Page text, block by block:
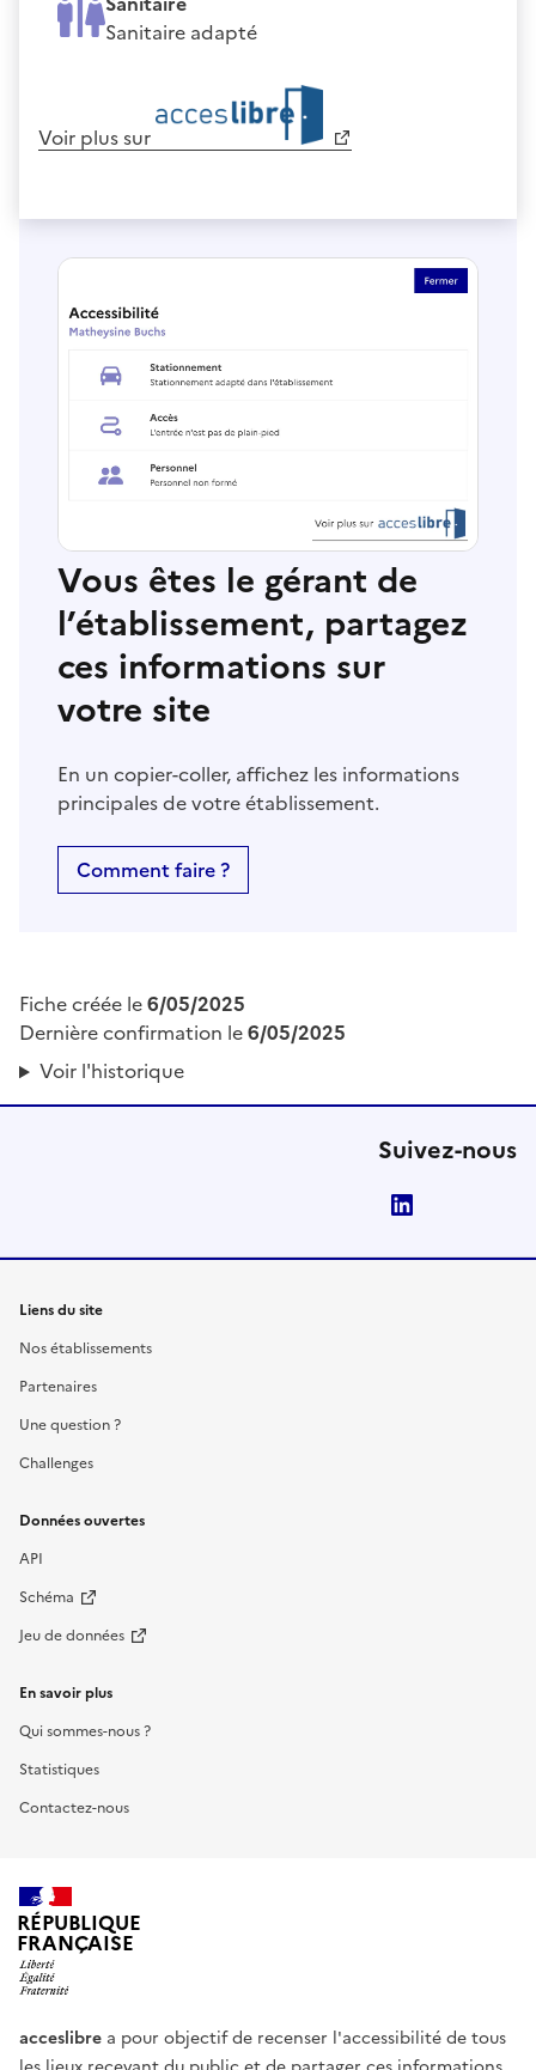
Sanitaire adapté
Voir plus sur
Vous êtes le gérant de
l’établissement, partagez
ces informations sur
votre site
En un copier-coller, affichez les informations
principales de votre établissement.
Comment faire ?
Fiche créée le6/05/2025
Dernière confirmation le6/05/2025
Voir l'historique
Suivez-nous
Liens du site
Nos établissements
Partenaires
Une question ?
Challenges
Données ouvertes
API
Schéma
Jeu de données
En savoir plus
Qui sommes-nous ?
Statistiques
Contactez-nous
RÉPUBLIQUE
FRANÇAISE
acceslibre a pour objectif de recenser l'accessibilité de tous